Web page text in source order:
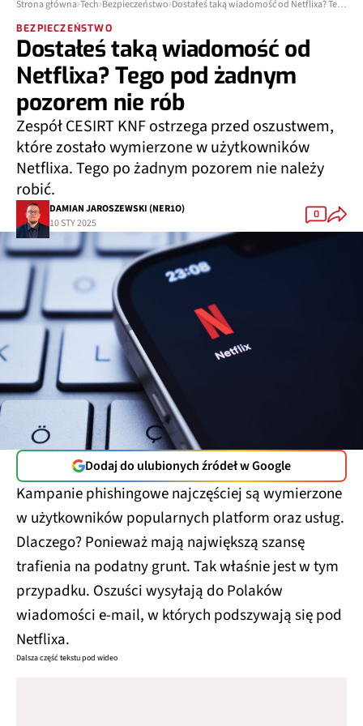
Strona główna Tech Bezpieczeństwo Dostałeś taką wiadomość od Netflixa? Tego pod żadnym pozorem nie rób
BEZPIECZEŃSTWO
Dostałeś taką wiadomość od
Netflixa? Tego pod żadnym
pozorem nie rób
Zespół CESIRT KNF ostrzega przed oszustwem,
które zostało wymierzone w użytkowników
Netflixa. Tego po żadnym pozorem nie należy
robić.
DAMIAN JAROSZEWSKI (NER1O)
10 STY 2025
0
Dodaj do ulubionych źródeł w Google
Kampanie phishingowe najczęściej są wymierzone
w użytkowników popularnych platform oraz usług.
Dlaczego? Ponieważ mają największą szansę
trafienia na podatny grunt. Tak właśnie jest w tym
przypadku. Oszuści wysyłają do Polaków
wiadomości e-mail, w których podszywają się pod
Netflixa.
Dalsza część tekstu pod wideo